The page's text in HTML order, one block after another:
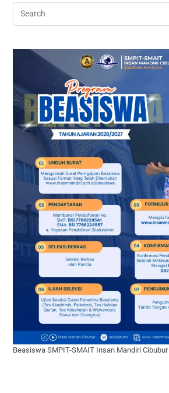
Beasiswa SMPIT-SMAIT Insan Mandiri Cibubur